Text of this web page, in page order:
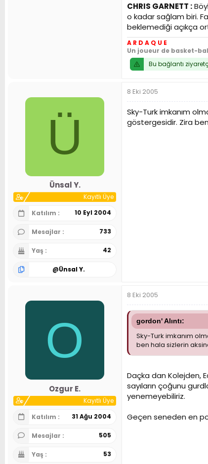
CHRIS GARNETT :
o kadar sağlam biri.
beklemediği açıkça
A R D A Q U E
Un joueur de basket-
Bu bağlantı
Ü
Ünsal Y.
Kayıtlı Üye
Katılım
10 Eyl 2004
Mesajlar 733
Yaş 42
@Ünsal Y.
8 Eki 2005
Sky-Turk imkanım
göstergesidir. Zira
O
Ozgur E.
Kayıtlı Üye
Katılım
31 Ağu 2004
Mesajlar 505
Yaş 53
8 Eki 2005
gordon' Alıntı:
Sky-Turk imkanım
ben hala sizlerin
Daçka dan Kolejden,
sayıların çoğunu
yenemeyebiliriz.
Geçen seneden en